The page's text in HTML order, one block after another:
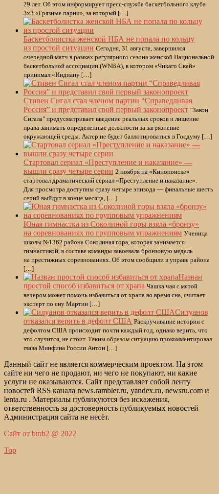
29 лет. Об этом информирует пресс-служба баскетбольного клуба
3х3 «Грязные парни», за который […]
Баскетболистка женской НБА не попала по кольцу
из простой ситуации Сегодня, 31 августа, завершился
очередной матч в рамках регулярного сезона женской Национальной
баскетбольной ассоциации (WNBA), в котором «Чикаго Скай»
принимал «Индиану […]
Стивен Сигал стал членом партии “Справедливая
Россия” и представил свой первый законопроект "Закон
Сигала" предусматривает введение реальных сроков и лишение
права занимать определенные должности за загрязнение
окружающей среды. Актер не будет баллотироваться в Госдуму […]
Стартовал сериал «Преступление и наказание» —
вышли сразу четыре серии 2 ноября на «Кинопоиске»
стартовал драматический сериал «Преступление и наказание».
Для просмотра доступны сразу четыре эпизода — финальные шесть
серий выйдут в конце месяца, […]
Юная гимнастка из Соколиной горы взяла «бронзу»
на соревнованиях по групповым упражнениям Ученица
школы №1362 района Соколиная гора, которая занимается
гимнастикой, в составе команды завоевала бронзовую медаль
на престижных соревнованиях. Об этом сообщили в управе района
[…]
Назван
простой способ избавиться от храпа Чашка чая с мятой
вечером может помочь избавиться от храпа во время сна, считает
эксперт по сну Мартин […]
Силуанов
отказался верить в дефолт США Раскручивание истории с
дефолтом США происходит почти каждый год, однако верить, что
это случится, не стоит. Таким образом ситуацию прокомментировал
глава Минфина России Антон […]
Данный сайт не является коммерческим проектом. На этом
сайте ни чего не продают, ни чего не покупают, ни какие
услуги не оказываются. Сайт представляет собой ленту
новостей RSS канала news.rambler.ru, yandex.ru, newsru.com и
lenta.ru . Материалы публикуются без искажения,
ответственность за достоверность публикуемых новостей
Администрация сайта не несёт.
Сайт от bmb2 @ 2022
Top